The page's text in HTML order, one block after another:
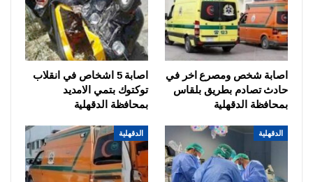
اصابة شخص ومصرع اخر في
حادث تصادم بطريق بلقاس
بمحافظة الدقهلية
اصابة 5 اشخاص في انقلاب
توكتوك بتمي الامديد
بمحافظة الدقهلية
الدقهلية الدقهلية